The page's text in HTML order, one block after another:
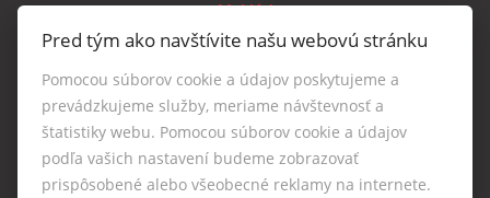
Makléri
Napíšte nám
Nastavenie cookies
Pred tým ako navštívite našu webovú stránku
Pomocou súborov cookie a údajov poskytujeme a
prevádzkujeme služby, meriame návštevnosť a
štatistiky webu. Pomocou súborov cookie a údajov
podľa vašich nastavení budeme zobrazovať
prispôsobené alebo všeobecné reklamy na internete.